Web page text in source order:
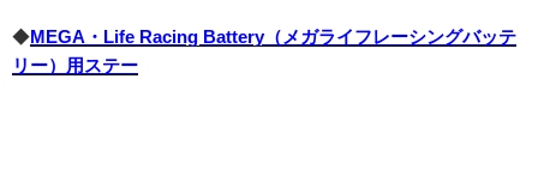
◆MEGA・Life Racing Battery（メガライフレーシングバッテ
リー）用ステー